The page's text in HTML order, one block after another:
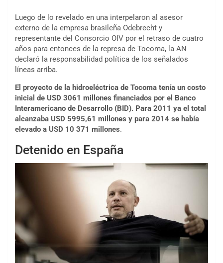
Luego de lo revelado en una interpelaron al asesor
externo de la empresa brasileña Odebrecht y
representante del Consorcio OIV por el retraso de cuatro
años para entonces de la represa de Tocoma, la AN
declaró la responsabilidad política de los señalados
líneas arriba.
El proyecto de la hidroeléctrica de Tocoma tenía un costo
inicial de USD 3061 millones financiados por el Banco
Interamericano de Desarrollo (BID). Para 2011 ya el total
alcanzaba USD 5995,61 millones y para 2014 se había
elevado a USD 10 371 millones.
Detenido en España